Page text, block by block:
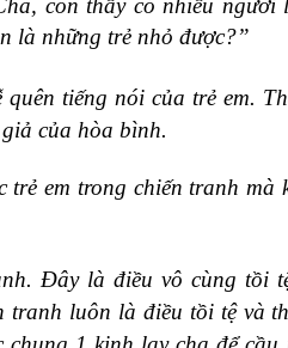
con thấy có nhiều người
là những trẻ nhỏ được?”
tiếng nói của trẻ em.
của hòa bình.
em trong chiến tranh mà
Đây là điều vô cùng tồi
tranh luôn là điều tồi tệ và